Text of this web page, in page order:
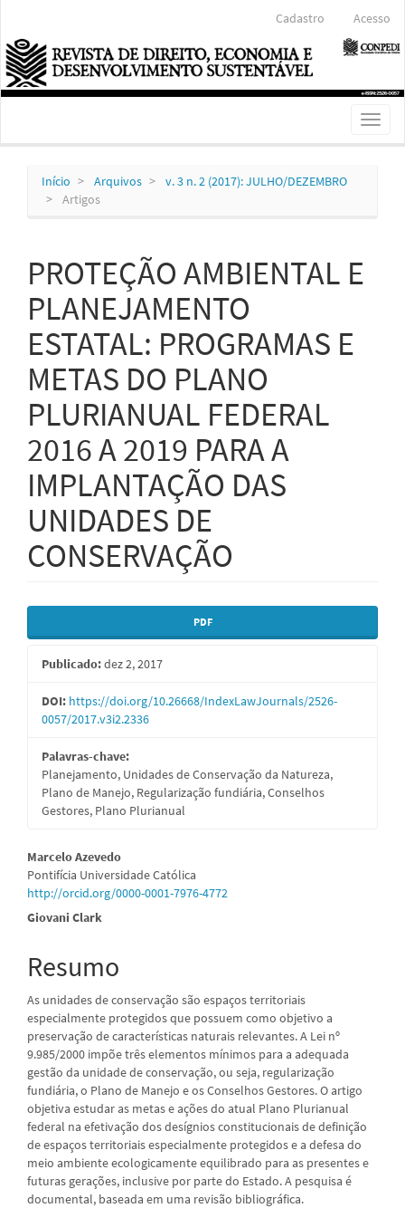
Conteúdo
principal
Barra
Lateral
Cadastro Acesso
Toggle
Início Arquivos
v. 3 n. 2 (2017): JULHO/DEZEMBRO
Artigos
PROTEÇÃO AMBIENTAL E
PLANEJAMENTO
ESTATAL: PROGRAMAS E
METAS DO PLANO
PLURIANUAL FEDERAL
2016 A 2019 PARA A
IMPLANTAÇÃO DAS
UNIDADES DE
CONSERVAÇÃO
Barra
lateral
de
artigos
PDF
Publicado:dez 2, 2017
DOI: https://doi.org/10.26668/IndexLawJournals/2526-
0057/2017.v3i2.2336
Palavras-chave:
Planejamento, Unidades de Conservação da Natureza,
Plano de Manejo, Regularização fundiária, Conselhos
Gestores, Plano Plurianual
Conteúdo
do
artigo
principal
Marcelo Azevedo
Pontifícia Universidade Católica
http://orcid.org/0000-0001-7976-4772
Giovani Clark
Resumo
As unidades de conservação são espaços territoriais
especialmente protegidos que possuem como objetivo a
preservação de características naturais relevantes. A Lei nº
9.985/2000 impõe três elementos mínimos para a adequada
gestão da unidade de conservação, ou seja, regularização
fundiária, o Plano de Manejo e os Conselhos Gestores. O artigo
objetiva estudar as metas e ações do atual Plano Plurianual
federal na efetivação dos desígnios constitucionais de definição
de espaços territoriais especialmente protegidos e a defesa do
meio ambiente ecologicamente equilibrado para as presentes e
futuras gerações, inclusive por parte do Estado. A pesquisa é
documental, baseada em uma revisão bibliográfica.